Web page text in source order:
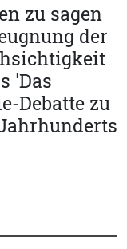
zu sagen
der
'Das
Debatte zu